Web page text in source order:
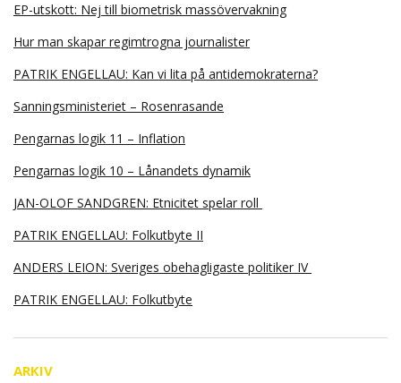
EP-utskott: Nej till biometrisk massövervakning
Hur man skapar regimtrogna journalister
PATRIK ENGELLAU: Kan vi lita på antidemokraterna?
Sanningsministeriet – Rosenrasande
Pengarnas logik 11 – Inflation
Pengarnas logik 10 – Lånandets dynamik
JAN-OLOF SANDGREN: Etnicitet spelar roll
PATRIK ENGELLAU: Folkutbyte II
ANDERS LEION: Sveriges obehagligaste politiker IV
PATRIK ENGELLAU: Folkutbyte
ARKIV